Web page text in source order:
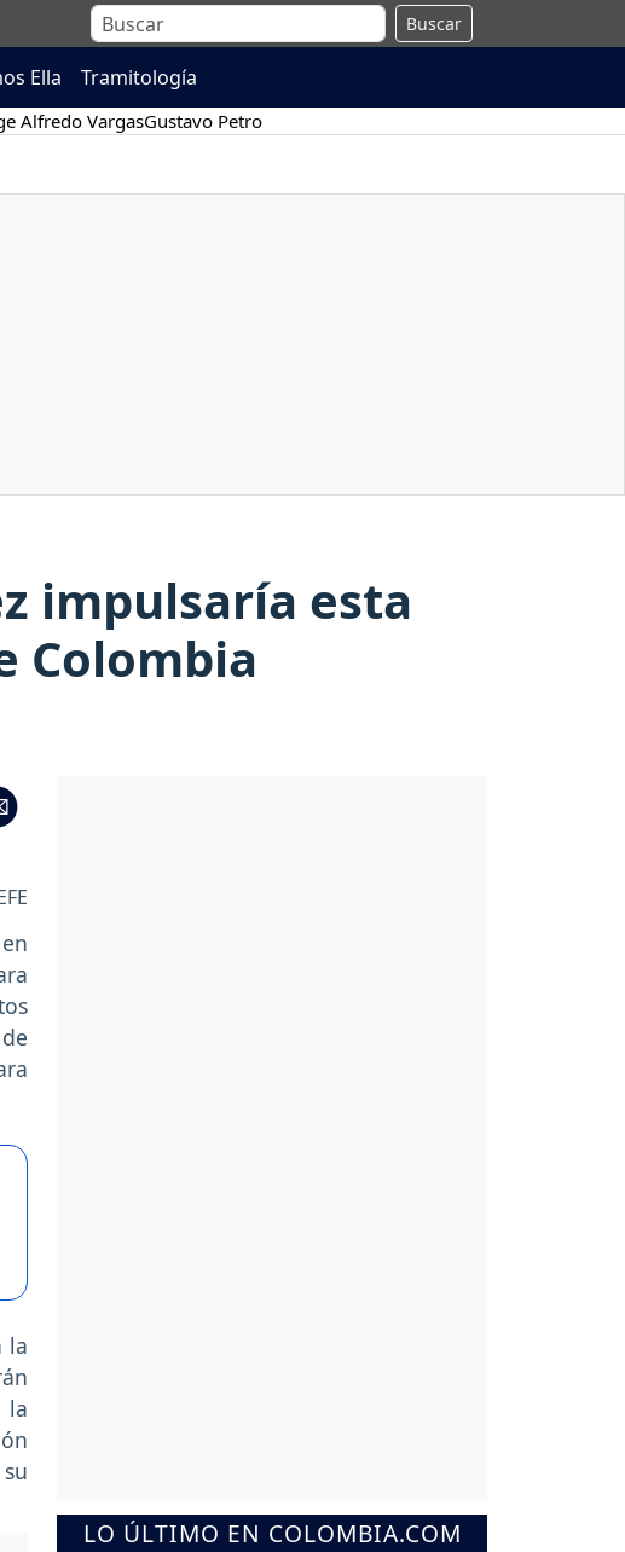
Buscar
Ella Tramitología
Alfredo VargasGustavo Petro
impulsaría esta
Colombia
la
la
LO ÚLTIMO EN COLOMBIA.COM